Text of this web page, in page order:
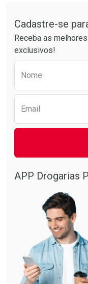
Por R$ 25,27/cada
Cadastre-se
Receba as
exclusivos!
Nome
Email
APP Drogarias